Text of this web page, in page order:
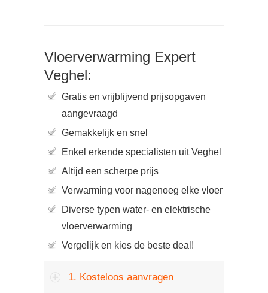
Vloerverwarming Expert
Veghel:
Gratis en vrijblijvend prijsopgaven
aangevraagd
Gemakkelijk en snel
Enkel erkende specialisten uit Veghel
Altijd een scherpe prijs
Verwarming voor nagenoeg elke vloer
Diverse typen water- en elektrische
vloerverwarming
Vergelijk en kies de beste deal!
1. Kosteloos aanvragen